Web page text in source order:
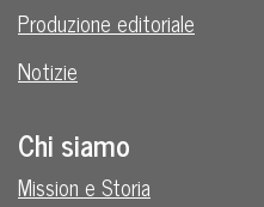
Produzione editoriale
Notizie
Chi siamo
Mission e Storia